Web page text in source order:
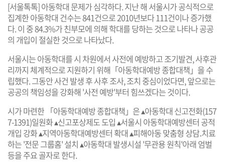
[서울톡톡] 아동학대 문제가 심각하다. 지난 해 서울시가 공식적으로
집계한 아동학대 건수는 841건으로 2010년보다 111건이나 증가했
다. 이 중 84.3%가 친부모에 의해 학대를 당하는 것으로 나타나 공공
의 개입이 절실한 것으로 나타났다.
서울시는 아동학대를 시 차원에서 사전에 예방하고 조기발견, 사후관
리까지 체계적으로 지원하기 위해「아동학대예방 종합대책」을 수
립했다. 그동안 사건 발생 후 사후 조사, 조치 중심이었다면, 앞으로는
공공의 책임성을 강화해 '사전 예방'부터 힘쓰겠다는 것이다.
시가 마련한 「아동학대예방 종합대책」은 ▴아동학대 신고전화(157
7-1391)일원화 ▴신고포상제도 도입 ▴서울시 아동학대예방센터 공적
개입 강화 ▴지역아동학대예방센터 확대 ▴피해아동 맞춤형 상담․치료
하는 '전문 그룹홈' 설치 ▴아동학대 발생시설 '무관용 원칙'아래 엄벌
등을 주요 골자로 한다.